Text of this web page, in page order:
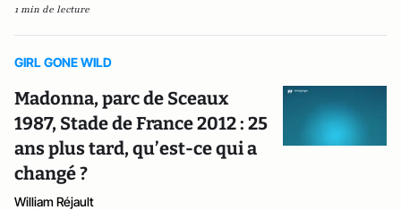
1 min de lecture
GIRL GONE WILD
Madonna, parc de Sceaux
1987, Stade de France 2012 : 25
ans plus tard, qu’est-ce qui a
changé ?
William Réjault